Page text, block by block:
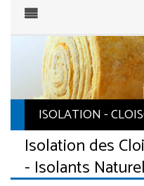
ISOLATION -
Isolation des
- Isolants